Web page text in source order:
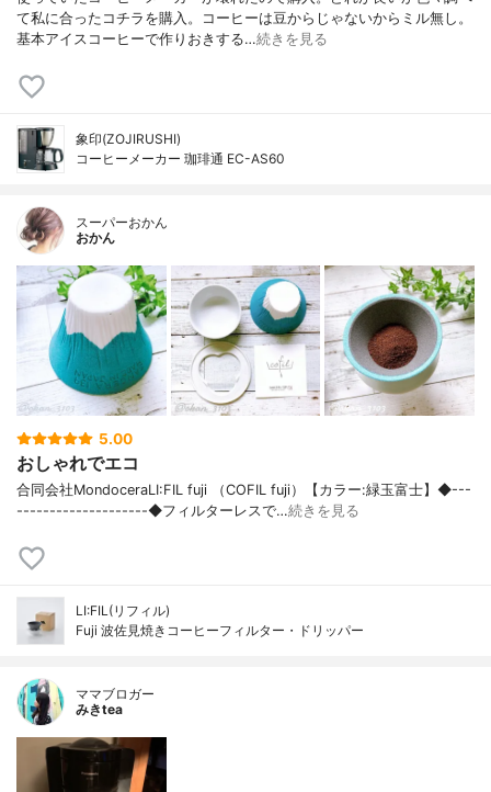
て私に合ったコチラを購入。コーヒーは豆からじゃないからミル無し。
基本アイスコーヒーで作りおきする…続きを見る
象印(ZOJIRUSHI)
コーヒーメーカー 珈琲通 EC-AS60
スーパーおかん
おかん
5.00
おしゃれでエコ
合同会社MondoceraLI:FIL fuji （COFIL fuji）【カラー:緑玉富士】◆---
--------------------◆フィルターレスで…続きを見る
LI:FIL(リフィル)
Fuji 波佐見焼きコーヒーフィルター・ドリッパー
ママブロガー
みきtea